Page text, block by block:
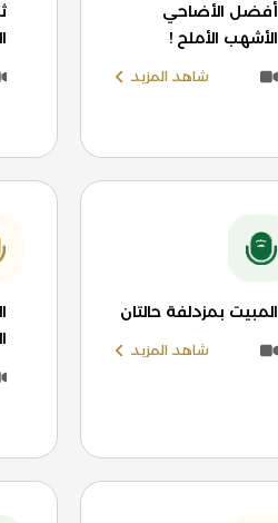
أفضل الأضاحي
الأشهب الأملح !
شاهد المزيد
المبيت بمزدلفة حالتان
شاهد المزيد